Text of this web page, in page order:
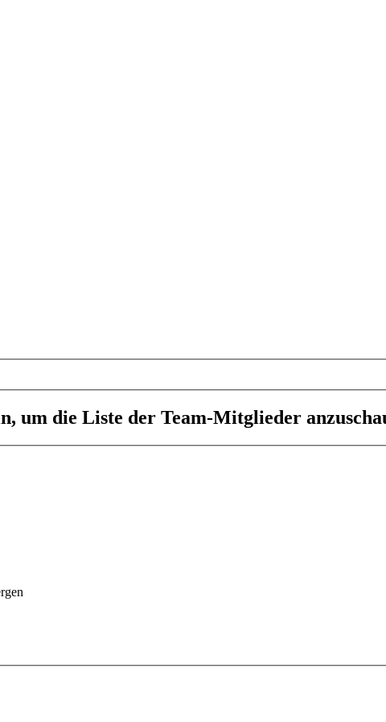
um die Liste der Team-Mitglieder